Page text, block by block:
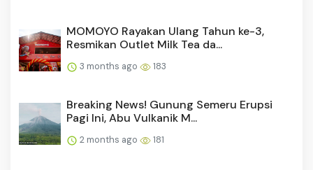
MOMOYO Rayakan Ulang Tahun ke-3,
Resmikan Outlet Milk Tea da...
3 months ago 183
Breaking News! Gunung Semeru Erupsi
Pagi Ini, Abu Vulkanik M...
2 months ago 181